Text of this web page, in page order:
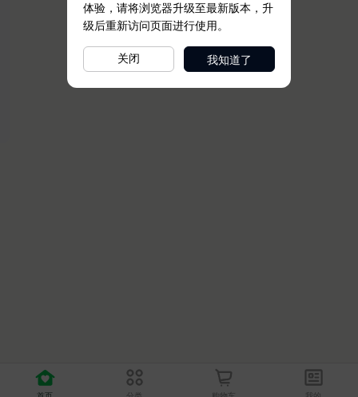
体验，请将浏览器升级至最新版本，升
级后重新访问页面进行使用。
关闭 我知道了